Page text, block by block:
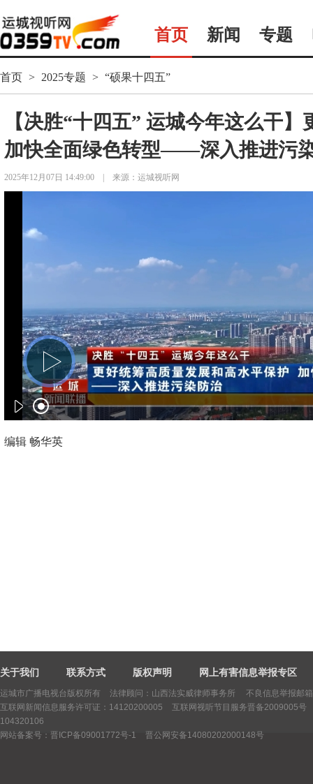
首页 新闻 专题
首页 > 2025专题 > “硕果十四五”
【决胜“十四五” 运城今年这么干
加快全面绿色转型——深入推进污
2025年12月07日 14:49:00 来源：运城视听网
编辑 畅华英
关于我们 联系方式 版权声明 网上有害信息举报专区
运城市广播电视台版权所有
法律顾问：山西法实威律师事务所 不良信息举报邮
互联网新闻信息服务许可证：14120200005
互联网视听节目服务晋备2009005号
104320106
网站备案号：晋ICP备09001772号-1
晋公网安备14080202000148号